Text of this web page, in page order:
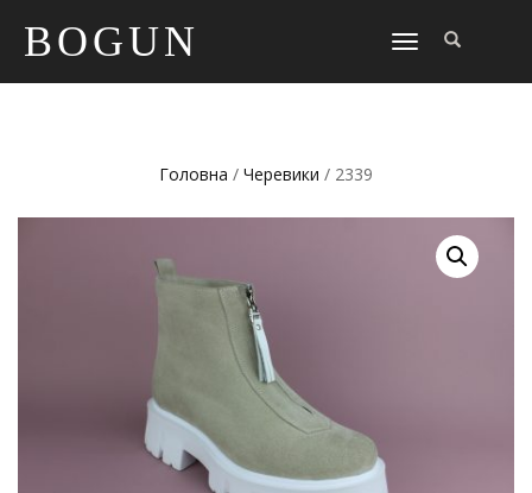
BOGUN
TOGGLE
Головна / Черевики / 2339